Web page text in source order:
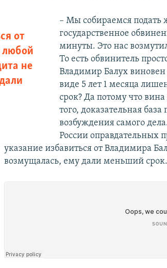
от
любой
не
– Мы собираемся подать
государственное
минуты. Это нас
То есть обвинитель
Владимир Балух
виде 5 лет 1 месяца
срок? Да потому что
того, доказательная
возбуждения самого
России оправдательных
указание избавиться от Владимира
возмущалась, ему дали меньший срок.